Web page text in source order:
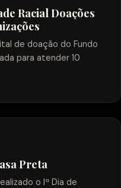
Racial Doações
de doação do Fundo
para atender 10
Preta
o Iª Dia de